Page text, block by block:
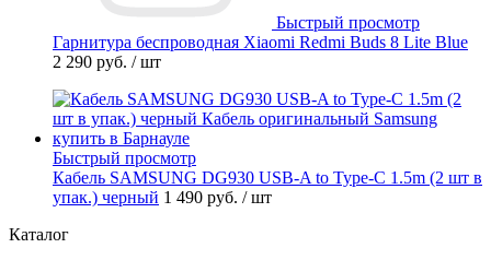
Быстрый просмотр
Гарнитура беспроводная Xiaomi Redmi Buds 8 Lite Blue
2 290 руб. / шт
Быстрый просмотр
Кабель SAMSUNG DG930 USB-A to Type-C 1.5m (2 шт в
упак.) черный 1 490 руб. / шт
Каталог